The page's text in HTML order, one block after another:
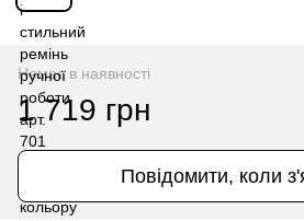
Немає в наявності
1 719 грн
Повідомити, коли